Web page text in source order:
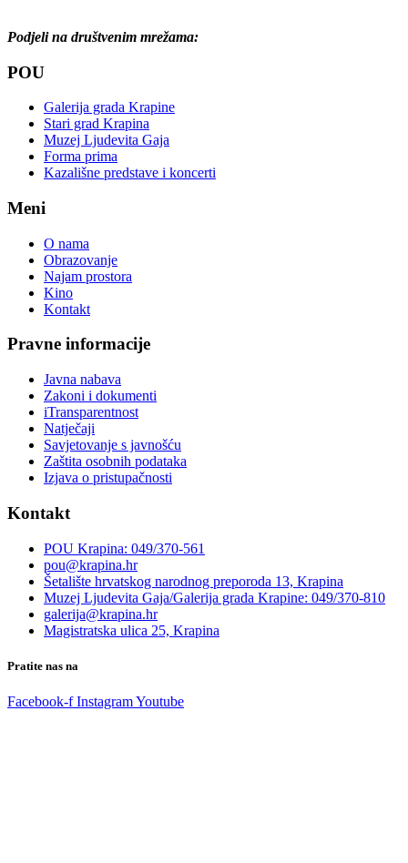
Podjeli na društvenim mrežama:
POU
Galerija grada Krapine
Stari grad Krapina
Muzej Ljudevita Gaja
Forma prima
Kazališne predstave i koncerti
Meni
O nama
Obrazovanje
Najam prostora
Kino
Kontakt
Pravne informacije
Javna nabava
Zakoni i dokumenti
iTransparentnost
Natječaji
Savjetovanje s javnošću
Zaštita osobnih podataka
Izjava o pristupačnosti
Kontakt
POU Krapina: 049/370-561
pou@krapina.hr
Šetalište hrvatskog narodnog preporoda 13, Krapina
Muzej Ljudevita Gaja/Galerija grada Krapine: 049/370-810
galerija@krapina.hr
Magistratska ulica 25, Krapina
Pratite nas na
Facebook-f InstagramYoutube